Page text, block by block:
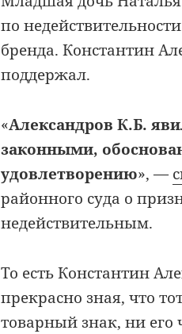
по
бренда. Константин
поддержал.
«Александров К.Б.
законными,
удовлетворению», —
районного суда о
недействительным.
То есть Константин
прекрасно зная, что
товарный знак, ни его